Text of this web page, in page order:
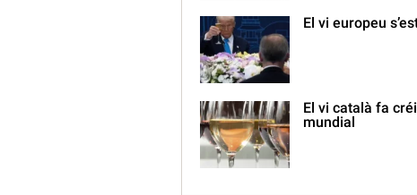
El vi europeu
El vi català fa
mundial